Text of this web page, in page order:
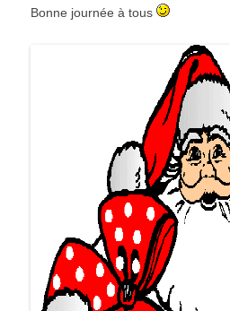
Bonne journée à tous